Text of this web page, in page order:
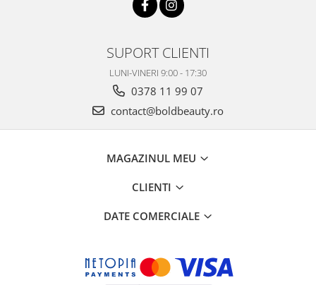
SUPORT CLIENTI
LUNI-VINERI 9:00 - 17:30
0378 11 99 07
contact@boldbeauty.ro
MAGAZINUL MEU
CLIENTI
DATE COMERCIALE